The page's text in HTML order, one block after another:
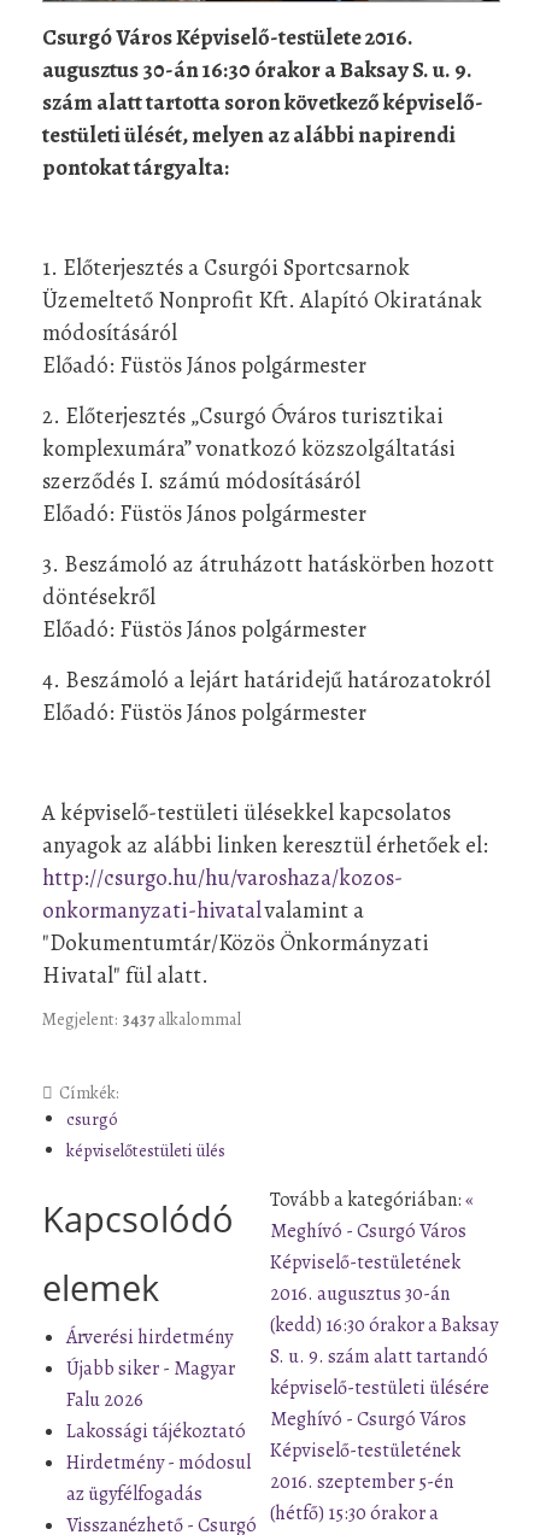
Csurgó Város Képviselő-testülete 2016.
augusztus 30-án 16:30 órakor a Baksay S. u. 9.
szám alatt tartotta soron következő képviselő-
testületi ülését, melyen az alábbi napirendi
pontokat tárgyalta:
1. Előterjesztés a Csurgói Sportcsarnok
Üzemeltető Nonprofit Kft. Alapító Okiratának
módosításáról
Előadó: Füstös János polgármester
2. Előterjesztés „Csurgó Óváros turisztikai
komplexumára” vonatkozó közszolgáltatási
szerződés I. számú módosításáról
Előadó: Füstös János polgármester
3. Beszámoló az átruházott hatáskörben hozott
döntésekről
Előadó: Füstös János polgármester
4. Beszámoló a lejárt határidejű határozatokról
Előadó: Füstös János polgármester
A képviselő-testületi ülésekkel kapcsolatos
anyagok az alábbi linken keresztül érhetőek el:
http://csurgo.hu/hu/varoshaza/kozos-
onkormanyzati-hivatalvalamint a
"Dokumentumtár/Közös Önkormányzati
Hivatal" fül alatt.
Megjelent: 3437alkalommal
Címkék:
csurgó
képviselőtestületi ülés
Kapcsolódó
elemek
Árverési hirdetmény
Újabb siker - Magyar
Falu 2026
Lakossági tájékoztató
Hirdetmény - módosul
az ügyfélfogadás
Visszanézhető - Csurgó
Tovább a kategóriában:«
Meghívó - Csurgó Város
Képviselő-testületének
2016. augusztus 30-án
(kedd) 16:30 órakor a Baksay
S. u. 9. szám alatt tartandó
képviselő-testületi ülésére
Meghívó - Csurgó Város
Képviselő-testületének
2016. szeptember 5-én
(hétfő) 15:30 órakor a